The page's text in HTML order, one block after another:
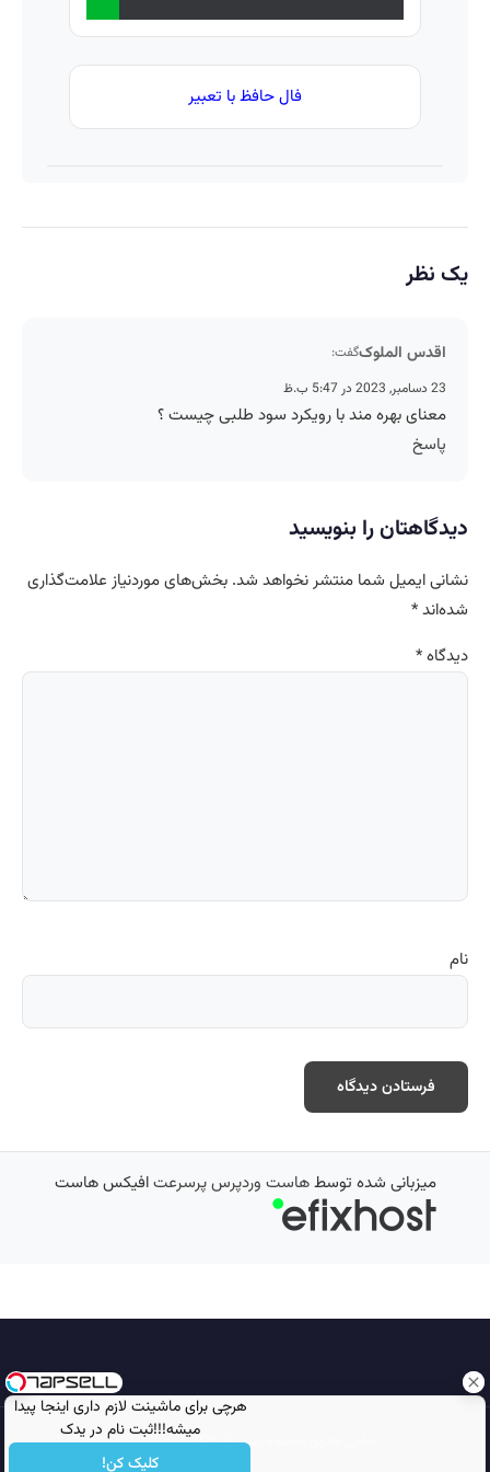
هرچی برای ماشینت لازم داری اینجا پیدا
میشه!!!ثبت نام در یدک
کلیک کن!
فال حافظ با تعبیر
یک نظر
اقدس الملوکگفت:
23 دسامبر, 2023 در 5:47 ب.ظ
معنای بهره مند با رویکرد سود طلبی چیست ؟
پاسخ
دیدگاهتان را بنویسید
نشانی ایمیل شما منتشر نخواهد شد. بخش‌های موردنیاز علامت‌گذاری
شده‌اند*
دیدگاه*
نام
میزبانی شده توسطهاست وردپرس پرسرعتافیکس هاست
تمامی حقوق محفوظ است © 2026
مجله نورگرام